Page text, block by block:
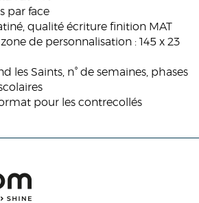
par face
qualité écriture finition MAT
de personnalisation : 145 x 23
les Saints, n° de semaines, phases
pour les contrecollés